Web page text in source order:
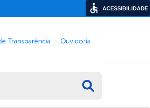
Transparência Ouvidoria
ACESSIBILIDADE